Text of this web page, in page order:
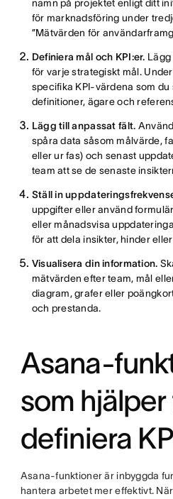
namn på projektet enligt ditt
för marknadsföring under
”Mätvärden för
Definiera mål och KPI:er.
för varje strategiskt mål.
specifika KPI-värdena som du
definitioner, ägare och
Lägg till anpassat fält.
spåra data såsom målvärde,
eller ur fas) och senast
team att se de senaste
Ställ in
uppgifter eller använd
eller månadsvisa
för att dela insikter, hinder
Visualisera din information.
mätvärden efter team, mål
diagram, grafer eller
och prestanda.
Asana-
som hjälper
definiera
Asana-funktioner är inbyggda
hantera arbetet mer effektivt.